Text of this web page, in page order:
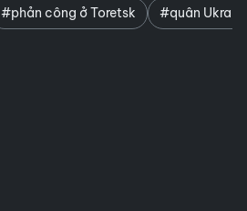
#phản công ở Toretsk #quân